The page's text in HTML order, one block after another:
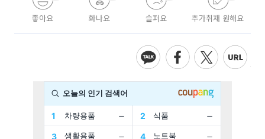
좋아요 화나요 슬퍼요 추가취재 원해요